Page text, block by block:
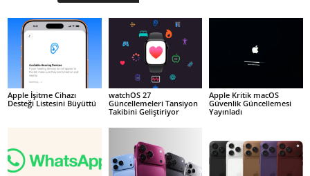
Apple İşitme Cihazı
Desteği Listesini Büyüttü
watchOS 27
Güncellemeleri Tansiyon
Takibini Geliştiriyor
Apple Kritik macOS
Güvenlik Güncellemesi
Yayınladı